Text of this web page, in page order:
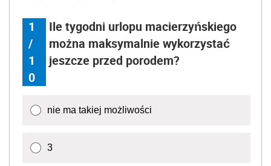
1
/
1
0
Ile tygodni urlopu macierzyńskiego
można maksymalnie wykorzystać
jeszcze przed porodem?
nie ma takiej możliwości
3